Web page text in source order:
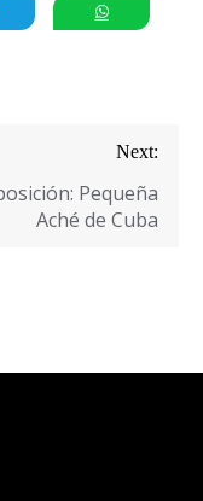
Next:
Pequeña
Aché de Cuba